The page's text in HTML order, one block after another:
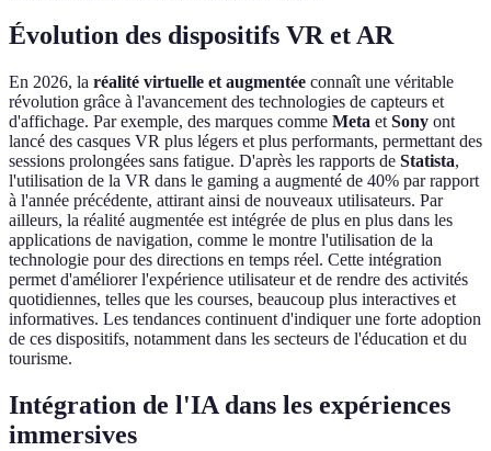
Évolution des dispositifs VR et AR
En 2026, la réalité virtuelle et augmentée connaît une véritable
révolution grâce à l'avancement des technologies de capteurs et
d'affichage. Par exemple, des marques comme Meta et Sony ont
lancé des casques VR plus légers et plus performants, permettant des
sessions prolongées sans fatigue. D'après les rapports de Statista,
l'utilisation de la VR dans le gaming a augmenté de 40% par rapport
à l'année précédente, attirant ainsi de nouveaux utilisateurs. Par
ailleurs, la réalité augmentée est intégrée de plus en plus dans les
applications de navigation, comme le montre l'utilisation de la
technologie pour des directions en temps réel. Cette intégration
permet d'améliorer l'expérience utilisateur et de rendre des activités
quotidiennes, telles que les courses, beaucoup plus interactives et
informatives. Les tendances continuent d'indiquer une forte adoption
de ces dispositifs, notamment dans les secteurs de l'éducation et du
tourisme.
Intégration de l'IA dans les expériences
immersives